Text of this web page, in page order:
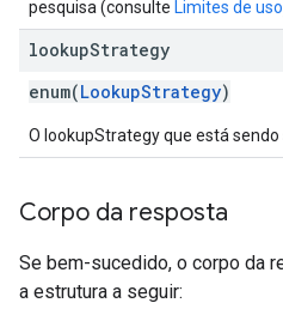
pesquisa (consulte Limites de uso
lookupStrategy
enum(LookupStrategy)
O lookupStrategy que está sendo
Corpo da resposta
Se bem-sucedido, o corpo da
a estrutura a seguir: